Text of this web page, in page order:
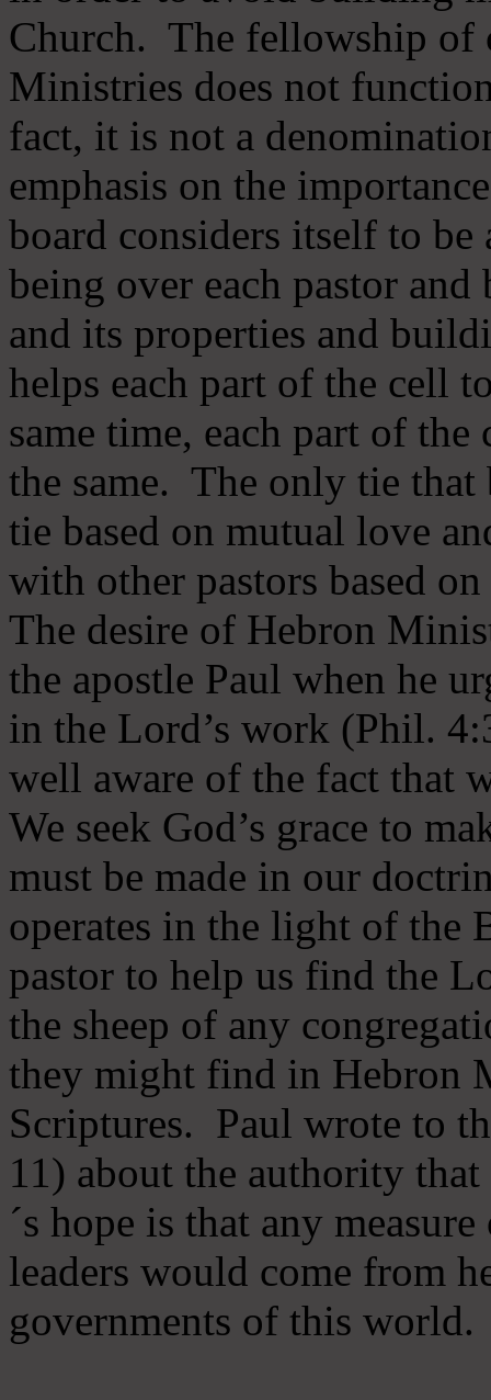
Church. The fellowship of
Ministries does not
fact, it is not a
emphasis on the
board considers itself to be
being over each pastor
and its properties and
helps each part of the cell
same time, each part of
the same. The only tie that
tie based on mutual love
with other pastors based
The desire of Hebron
the apostle Paul when he
in the Lord’s work (Phil.
well aware of the fact that
We seek God’s grace to
must be made in our
operates in the light of the
pastor to help us find the
the sheep of any
they might find in Hebron
Scriptures. Paul wrote to
11) about the authority
´s hope is that any
leaders would come from
governments of this world.